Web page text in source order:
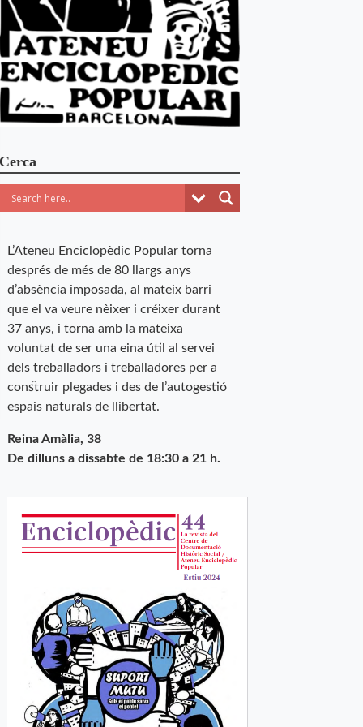
L’Ateneu Enciclopèdic Popular torna
després de més de 80 llargs anys
d’absència imposada, al mateix barri
que el va veure nèixer i créixer durant
37 anys, i torna amb la mateixa
voluntat de ser una eina útil al servei
dels treballadors i treballadores per a
construir plegades i des de l’autogestió
espais naturals de llibertat.
Reina Amàlia, 38
De dilluns a dissabte de 18:30 a 21 h.